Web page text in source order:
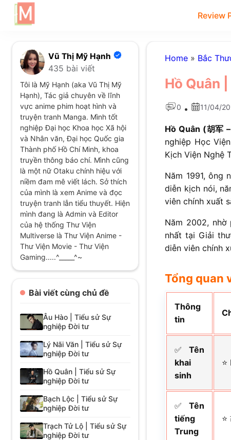
Review
Vũ Thị Mỹ Hạnh
435 bài viết
Tôi là Mỹ Hạnh (aka Vũ Thị Mỹ
Hạnh), Tác giả chuyên về lĩnh
vực anime phim hoạt hình và
truyện tranh Manga. Mình tốt
nghiệp Đại học Khoa học Xã hội
và Nhân văn, Đại học Quốc gia
Thành phố Hồ Chí Minh, khoa
truyền thông báo chí. Mình cũng
là một nữ Otaku chính hiệu với
niềm đam mê viết lách. Sở thích
của mình là xem Anime và đọc
truyện tranh lẫn tiểu thuyết. Hiện
mình đang là Admin và Editor
của hệ thống Thư Viện
Multiverse là Thư Viện Anime -
Thư Viện Movie - Thư Viện
Gaming.....^_____^~
Bài viết cùng chủ đề
Âu Hào | Tiểu sử Sự
nghiệp Đời tư
Lý Nãi Văn | Tiểu sử Sự
nghiệp Đời tư
Hồ Quân | Tiểu sử Sự
nghiệp Đời tư
Bạch Lộc | Tiểu sử Sự
nghiệp Đời tư
Trạch Tử Lộ | Tiểu sử Sự
nghiệp Đời tư
Home » Bắc
Hồ Quân
0 • 11/04/
Hồ Quân (胡军 –
nghiệp Học
Kịch Viện Nghệ
Năm 1991, ông
diễn kịch nói,
viên chính xuất
Năm 2002, nhờ
nhất tại Giải
diễn viên chính
Tổng quan
Thông
tin
✅Tên
khai
sinh
✅Tên
tiếng
Trung